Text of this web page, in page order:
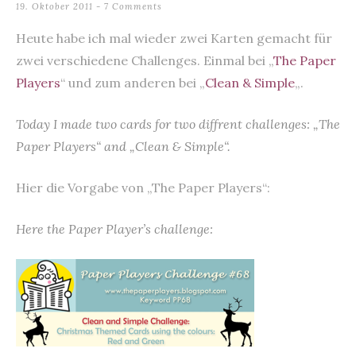
19. Oktober 2011 7 Comments
Heute habe ich mal wieder zwei Karten gemacht für
zwei verschiedene Challenges. Einmal bei „The Paper
Players“ und zum anderen bei „Clean & Simple„.
Today I made two cards for two diffrent challenges: „The
Paper Players“ and „Clean & Simple“.
Hier die Vorgabe von „The Paper Players“:
Here the Paper Player’s challenge: